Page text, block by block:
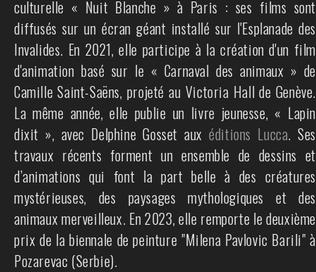
culturelle « Nuit Blanche » à Paris : ses films sont
diffusés sur un écran géant installé sur l'Esplanade des
Invalides. En 2021, elle participe à la création d'un film
d'animation basé sur le « Carnaval des animaux » de
Camille Saint-Saëns, projeté au Victoria Hall de Genève.
La même année, elle publie un livre jeunesse, « Lapin
dixit », avec Delphine Gosset auxéditions Lucca. Ses
travaux récents forment un ensemble de dessins et
d’animations qui font la part belle à des créatures
mystérieuses, des paysages mythologiques et des
animaux merveilleux. En 2023, elle remporte le deuxième
prix de la biennale de peinture "Milena Pavlovic Barili" à
Pozarevac (Serbie).